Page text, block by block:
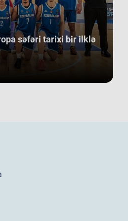
səfəri tarixi bir ilklə